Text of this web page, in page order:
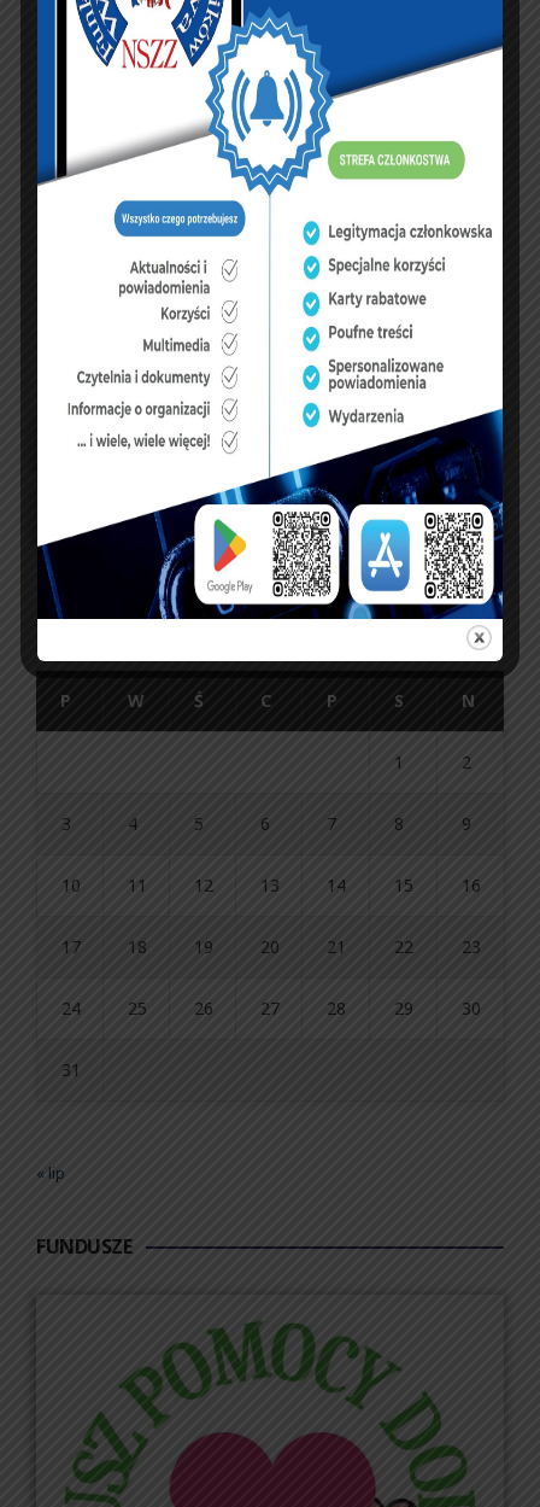
KSIĘGA GOŚCI:
dopisz do księgi
NASZ FACEBOOK
UBEZPIECZENIA
P W Ś C P S N
1 2
3 4 5 6 7 8 9
10 11 12 13 14 15 16
17 18 19 20 21 22 23
24 25 26 27 28 29 30
31
« lip
FUNDUSZE